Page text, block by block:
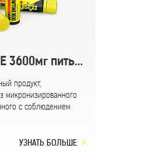
L-CARNITINE 3600мг питьевой
продукт,
микронизированного
с соблюдением
УЗНАТЬ БОЛЬШЕ